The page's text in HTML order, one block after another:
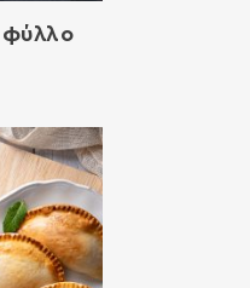
φύλλο